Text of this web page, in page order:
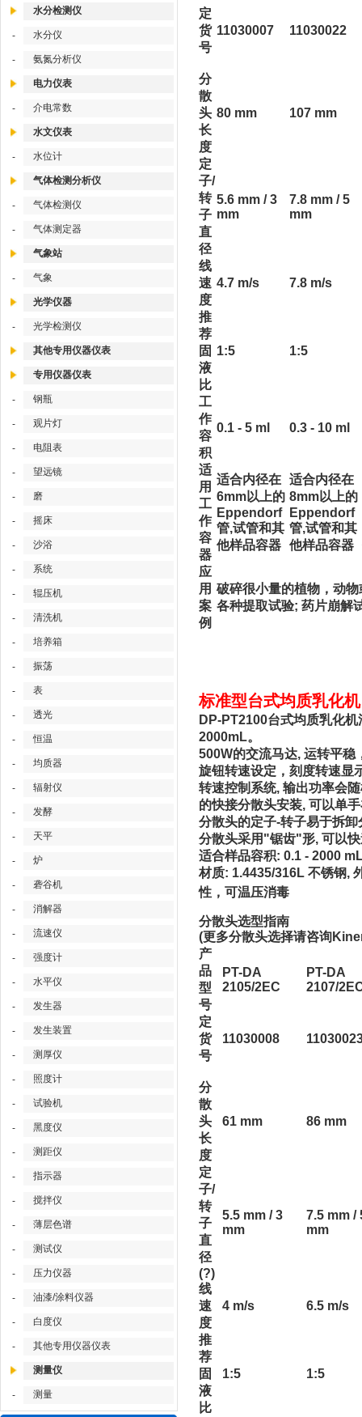
水分检测仪
- 水分仪
- 氨氮分析仪
电力仪表
- 介电常数
水文仪表
- 水位计
气体检测分析仪
- 气体检测仪
- 气体测定器
气象站
- 气象
光学仪器
- 光学检测仪
其他专用仪器仪表
专用仪器仪表
- 钢瓶
- 观片灯
- 电阻表
- 望远镜
- 磨
- 摇床
- 沙浴
- 系统
- 辊压机
- 清洗机
- 培养箱
- 振荡
- 表
- 透光
- 恒温
- 均质器
- 辐射仪
- 发酵
- 天平
- 炉
- 砻谷机
- 消解器
- 流速仪
- 强度计
- 水平仪
- 发生器
- 发生装置
- 测厚仪
- 照度计
- 试验机
- 黑度仪
- 测距仪
- 指示器
- 搅拌仪
- 薄层色谱
- 测试仪
- 压力仪器
- 油漆/涂料仪器
- 白度仪
- 其他专用仪器仪表
测量仪
- 测量
定
货
号
11030007 11030022
分
散
头
长
度
80 mm 107 mm
定
子/
转
子
直
径
5.6 mm / 3
mm
7.8 mm / 5
mm
线
速
度
4.7 m/s 7.8 m/s
推
荐
固
液
比
1:5 1:5
工
作
容
积
0.1 - 5 ml 0.3 - 10 ml
适
用
工
作
容
器
适合内径在
6mm以上的
Eppendorf
管,试管和其
他样品容器
适合内径在
8mm以上的
Eppendorf
管,试管和其
他样品容器
应
用
案
例
破碎很小量的植物，动
各种提取试验; 药片崩解
标准型台式均质乳化
DP-PT2100台式均质乳化
2000mL。
500W的交流马达, 运转平稳
旋钮转速设定，刻度转速显
转速控制系统, 输出功率会
的快接分散头安装, 可以单
分散头的定子-转子易于拆
分散头采用"锯齿"形, 可以
适合样品容积: 0.1 - 2000
材质: 1.4435/316L 不锈钢,
性，可温压消毒
分散头选型指南
(更多分散头选择请咨询
产
品
型
号
PT-DA
2105/2EC
PT-DA
2107/
定
货
号
11030008
分
散
头
长
度
61 mm 86 mm
定
子/
转
子
直
径
(?)
5.5 mm / 3
mm
7.5 mm /
mm
线
速
度
4 m/s 6.5 m/s
推
荐
固
液
比
1:5 1:5